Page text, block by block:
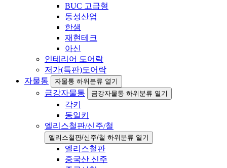
BUC 고급형
동성산업
한샘
재현테크
아신
인테리어 도어락
저가(특판)도어락
자물통
자물통 하위분류 열기
금강자물통 금강자물통 하위분류 열기
각키
동일키
엘리스철판/신주/철
엘리스철판/신주/철 하위분류 열기
엘리스철판
중국산 신주